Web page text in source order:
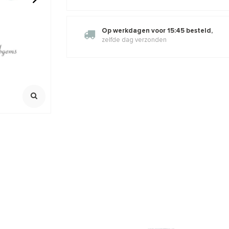
3mm
rond ca. 12mmOp werkdagen voor 15:45 besteld,
zelfde dag verzonden